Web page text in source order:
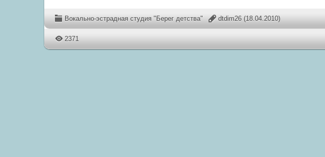
Вокально-эстрадная студия "Берег детства" dtdim26 (18.04.2010)
2371